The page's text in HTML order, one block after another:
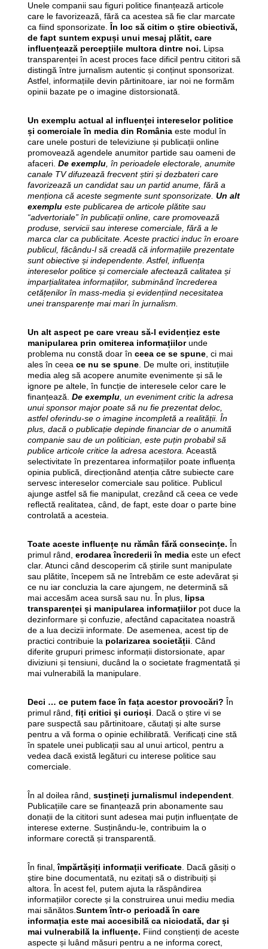
Unele companii sau figuri politice finanțează articole
care le favorizează, fără ca acestea să fie clar marcate
ca fiind sponsorizate. În loc să citim o știre obiectivă,
de fapt suntem expuși unui mesaj plătit, care
influențează percepțiile multora dintre noi. Lipsa
transparenței în acest proces face dificil pentru cititori să
distingă între jurnalism autentic și conținut sponsorizat.
Astfel, informațiile devin părtinitoare, iar noi ne formăm
opinii bazate pe o imagine distorsionată.
Un exemplu actual al influenței intereselor politice
și comerciale în media din Româniaeste modul în
care unele posturi de televiziune și publicații online
promovează agendele anumitor partide sau oameni de
afaceri. De exemplu, în perioadele electorale, anumite
canale TV difuzează frecvent știri și dezbateri care
favorizează un candidat sau un partid anume, fără a
menționa că aceste segmente sunt sponsorizate. Un alt
exemplueste publicarea de articole plătite sau
“advertoriale” în publicații online, care promovează
produse, servicii sau interese comerciale, fără a le
marca clar ca publicitate. Aceste practici induc în eroare
publicul, făcându-l să creadă că informațiile prezentate
sunt obiective și independente. Astfel, influența
intereselor politice și comerciale afectează calitatea și
imparțialitatea informațiilor, subminând încrederea
cetățenilor în mass-media și evidențiind necesitatea
unei transparențe mai mari în jurnalism.
Un alt aspect pe care vreau să-l evidențiez este
manipularea prin omiterea informațiilorunde
problema nu constă doar în ceea ce se spune, ci mai
ales în ceea ce nu se spune. De multe ori, instituțiile
media aleg să acopere anumite evenimente și să le
ignore pe altele, în funcție de interesele celor care le
finanțează. De exemplu, un eveniment critic la adresa
unui sponsor major poate să nu fie prezentat deloc,
astfel oferindu-se o imagine incompletă a realității. În
plus, dacă o publicație depinde financiar de o anumită
companie sau de un politician, este puțin probabil să
publice articole critice la adresa acestora. Această
selectivitate în prezentarea informațiilor poate influența
opinia publică, direcționând atenția către subiecte care
servesc intereselor comerciale sau politice. Publicul
ajunge astfel să fie manipulat, crezând că ceea ce vede
reflectă realitatea, când, de fapt, este doar o parte bine
controlată a acesteia.
Toate aceste influențe nu rămân fără consecințe. În
primul rând, erodarea încrederii în mediaeste un efect
clar. Atunci când descoperim că știrile sunt manipulate
sau plătite, începem să ne întrebăm ce este adevărat și
ce nu iar concluzia la care ajungem, ne determină să
mai accesăm acea sursă sau nu. În plus, lipsa
transparenței și manipularea informațiilorpot duce la
dezinformare și confuzie, afectând capacitatea noastră
de a lua decizii informate. De asemenea, acest tip de
practici contribuie la polarizarea societății . Când
diferite grupuri primesc informații distorsionate, apar
diviziuni și tensiuni, ducând la o societate fragmentată și
mai vulnerabilă la manipulare.
Deci … ce putem face în fața acestor provocări? În
primul rând, fiți critici și curioși . Dacă o știre vi se
pare suspectă sau părtinitoare, căutați și alte surse
pentru a vă forma o opinie echilibrată. Verificați cine stă
în spatele unei publicații sau al unui articol, pentru a
vedea dacă există legături cu interese politice sau
comerciale.
În al doilea rând, susțineți jurnalismul independent.
Publicațiile care se finanțează prin abonamente sau
donații de la cititori sunt adesea mai puțin influențate de
interese externe. Susținându-le, contribuim la o
informare corectă și transparentă.
În final,împărtășiți informații verificate. Dacă găsiți o
știre bine documentată, nu ezitați să o distribuiți și
altora. În acest fel, putem ajuta la răspândirea
informațiilor corecte și la construirea unui mediu media
mai sănătos. Suntem într-o perioadă în care
informația este mai accesibilă ca niciodată, dar și
mai vulnerabilă la influențe. Fiind conștienți de aceste
aspecte și luând măsuri pentru a ne informa corect,